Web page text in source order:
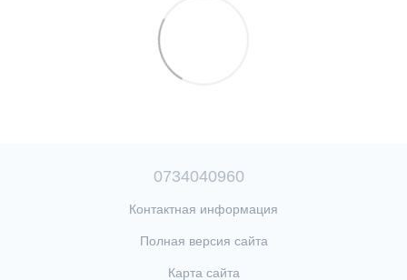
0734040960
Контактная информация
Полная версия сайта
Карта сайта